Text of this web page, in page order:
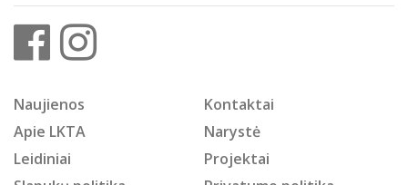
Naujienos
Kontaktai
Apie LKTA
Narystė
Leidiniai
Projektai